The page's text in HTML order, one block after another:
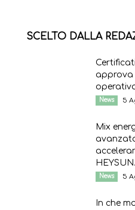
SCELTO DALLA
approva
News 5
Mix
News 5
In che